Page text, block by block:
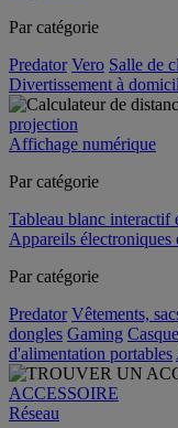
Par catégorie
Predator Vero Salle de
Divertissement à
projection
Affichage numérique
Par catégorie
Tableau blanc interactif
Appareils électroniques
Par catégorie
Predator Vêtements,
dongles Gaming
d'alimentation portables
ACCESSOIRE
Réseau